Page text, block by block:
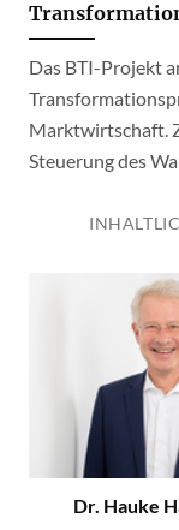
Das BTI-Projekt
Marktwirtschaft.
Steuerung des
Dr. Hauke